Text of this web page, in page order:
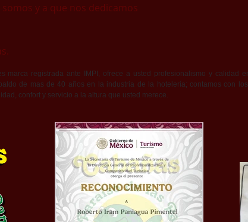
y a que nos dedicamos
marca registrada ante IMPI, ofrece a usted profesionalismo y calidad
de mas de 40 años en la industria de la hotelería; contamos con
confort y servicio a la altura que usted merece.